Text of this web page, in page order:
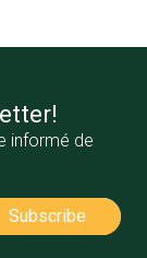
informé de